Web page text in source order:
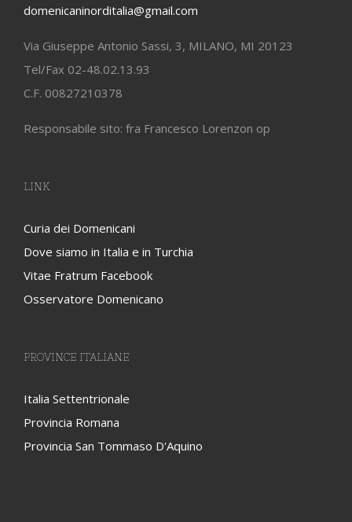
domenicaninorditalia@gmail.com
Via Giuseppe Antonio Sassi, 3, MILANO, MI 20123
Tel/Fax 02-48.02.13.93
C.F. 00827210378
Responsabile sito: fra Francesco Lorenzon op
LINK
Curia dei Domenicani
Dove siamo in Italia e in Turchia
Vitae Fratrum Facebook
Osservatore Domenicano
PROVINCE ITALIANE
Italia Settentrionale
Provincia Romana
Provincia San Tommaso D'Aquino